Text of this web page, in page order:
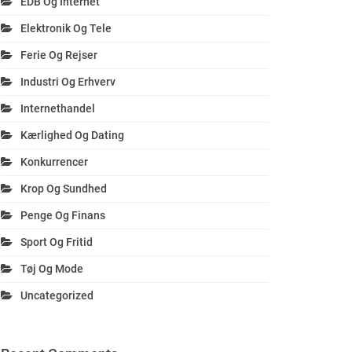
Elektronik Og Tele
Ferie Og Rejser
Industri Og Erhverv
Internethandel
Kærlighed Og Dating
Konkurrencer
Krop Og Sundhed
Penge Og Finans
Sport Og Fritid
Tøj Og Mode
Uncategorized